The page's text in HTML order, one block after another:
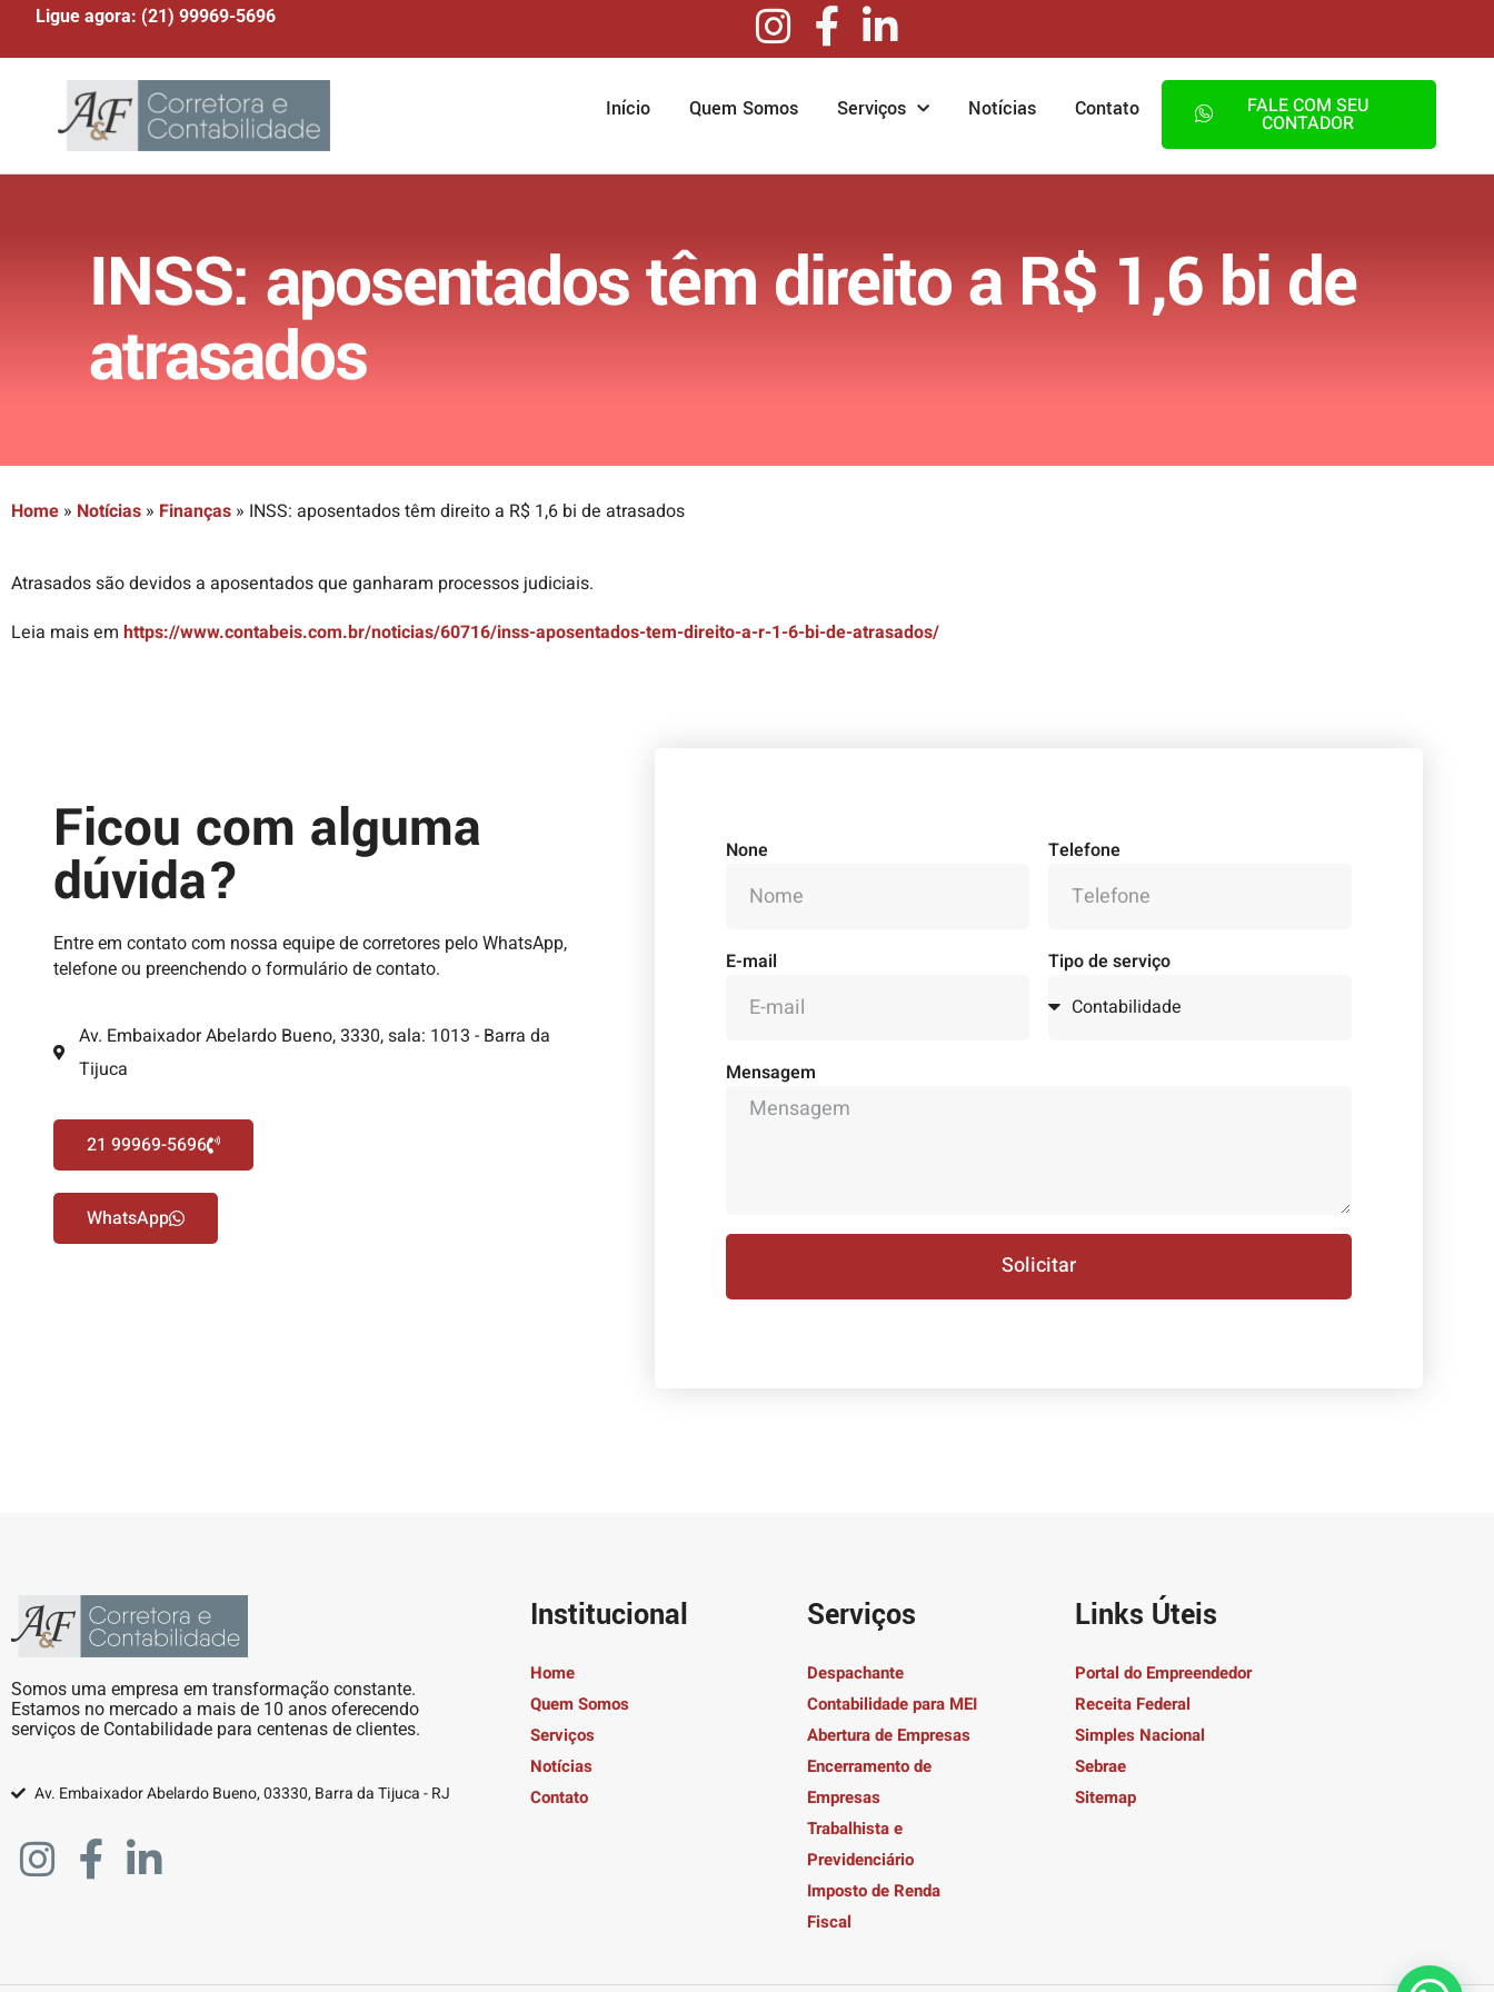
Ligue agora: (21) 99969-5696
Início Quem Somos Serviços Notícias Contato FALE COM SEU
CONTADOR
INSS: aposentados têm direito a R$ 1,6 bi de
atrasados
Home » Notícias » Finanças » INSS: aposentados têm direito a R$ 1,6 bi de atrasados
Atrasados são devidos a aposentados que ganharam processos judiciais.
Leia mais em https://www.contabeis.com.br/noticias/60716/inss-aposentados-tem-direito-a-r-1-6-bi-de-atrasados/
Ficou com alguma
dúvida?
Entre em contato com nossa equipe de corretores pelo WhatsApp,
telefone ou preenchendo o formulário de contato.
Av. Embaixador Abelardo Bueno, 3330, sala: 1013 - Barra da
Tijuca
21 99969-5696
WhatsApp
None Telefone
E-mail Tipo de serviço
Mensagem
Solicitar
Somos uma empresa em transformação constante.
Estamos no mercado a mais de 10 anos oferecendo
serviços de Contabilidade para centenas de clientes.
Av. Embaixador Abelardo Bueno, 03330, Barra da Tijuca - RJ
Institucional
Home
Quem Somos
Serviços
Notícias
Contato
Serviços
Despachante
Contabilidade para MEI
Abertura de Empresas
Encerramento de
Empresas
Trabalhista e
Previdenciário
Imposto de Renda
Fiscal
Links Úteis
Portal do Empreendedor
Receita Federal
Simples Nacional
Sebrae
Sitemap